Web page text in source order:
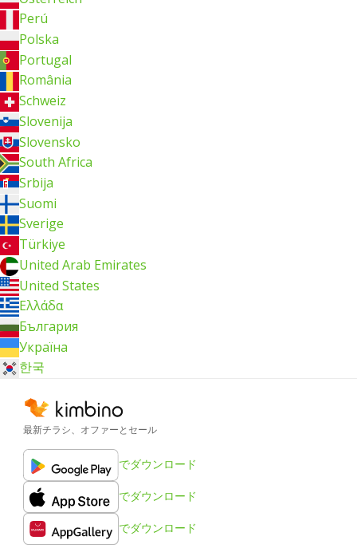
Perú
Polska
Portugal
România
Schweiz
Slovenija
Slovensko
South Africa
Srbija
Suomi
Sverige
Türkiye
United Arab Emirates
United States
Ελλάδα
България
Україна
한국
最新チラシ、オファーとセール
でダウンロード
でダウンロード
でダウンロード